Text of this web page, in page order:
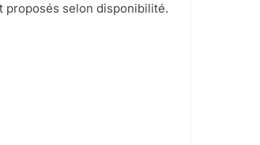
proposés selon disponibilité.